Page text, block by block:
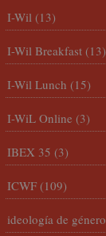
I-Wil (13)
I-Wil Breakfast (13)
I-Wil Lunch (15)
I-WiL Online (3)
IBEX 35 (3)
ICWF (109)
ideología de género